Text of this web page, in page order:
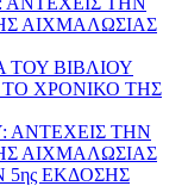
ΑΙΧΜΑΛΩΣΙΑΣ
ΒΙΒΛΙΟΥ
ΧΡΟΝΙΚΟ ΤΗΣ
ΑΝΤΕΧΕΙΣ ΤΗΝ
ΑΙΧΜΑΛΩΣΙΑΣ
5ης ΕΚΔΟΣΗΣ